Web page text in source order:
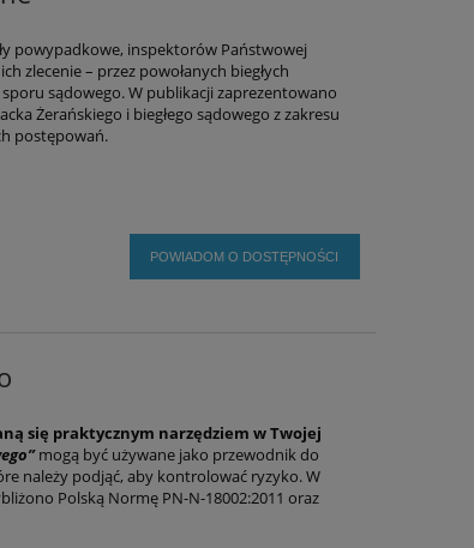
powypadkowe, inspektorów Państwowej
zlecenie – przez powołanych biegłych
sądowego. W publikacji zaprezentowano
Żerańskiego i biegłego sądowego z zakresu
postępowań.
POWIADOM O DOSTĘPNOŚCI
się praktycznym narzędziem w Twojej
mogą być używane jako przewodnik do
należy podjąć, aby kontrolować ryzyko. W
Polską Normę PN-N-18002:2011 oraz